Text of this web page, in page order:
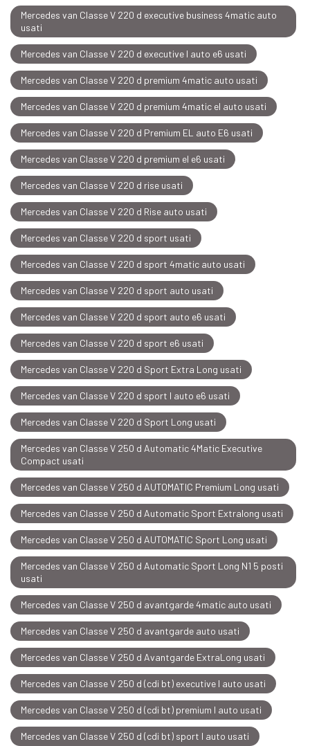
Mercedes van Classe V 220 d executive business 4matic auto
usati
Mercedes van Classe V 220 d executive l auto e6 usati
Mercedes van Classe V 220 d premium 4matic auto usati
Mercedes van Classe V 220 d premium 4matic el auto usati
Mercedes van Classe V 220 d Premium EL auto E6 usati
Mercedes van Classe V 220 d premium el e6 usati
Mercedes van Classe V 220 d rise usati
Mercedes van Classe V 220 d Rise auto usati
Mercedes van Classe V 220 d sport usati
Mercedes van Classe V 220 d sport 4matic auto usati
Mercedes van Classe V 220 d sport auto usati
Mercedes van Classe V 220 d sport auto e6 usati
Mercedes van Classe V 220 d sport e6 usati
Mercedes van Classe V 220 d Sport Extra Long usati
Mercedes van Classe V 220 d sport l auto e6 usati
Mercedes van Classe V 220 d Sport Long usati
Mercedes van Classe V 250 d Automatic 4Matic Executive
Compact usati
Mercedes van Classe V 250 d AUTOMATIC Premium Long usati
Mercedes van Classe V 250 d Automatic Sport Extralong usati
Mercedes van Classe V 250 d AUTOMATIC Sport Long usati
Mercedes van Classe V 250 d Automatic Sport Long N1 5 posti
usati
Mercedes van Classe V 250 d avantgarde 4matic auto usati
Mercedes van Classe V 250 d avantgarde auto usati
Mercedes van Classe V 250 d Avantgarde ExtraLong usati
Mercedes van Classe V 250 d (cdi bt) executive l auto usati
Mercedes van Classe V 250 d (cdi bt) premium l auto usati
Mercedes van Classe V 250 d (cdi bt) sport l auto usati